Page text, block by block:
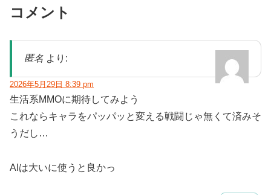
コメント
匿名 より:
2026年5月29日 8:39 pm
生活系MMOに期待してみよう
これならキャラをパッパッと変える戦闘じゃ無くて済みそ
うだし…
AIは大いに使うと良かっ